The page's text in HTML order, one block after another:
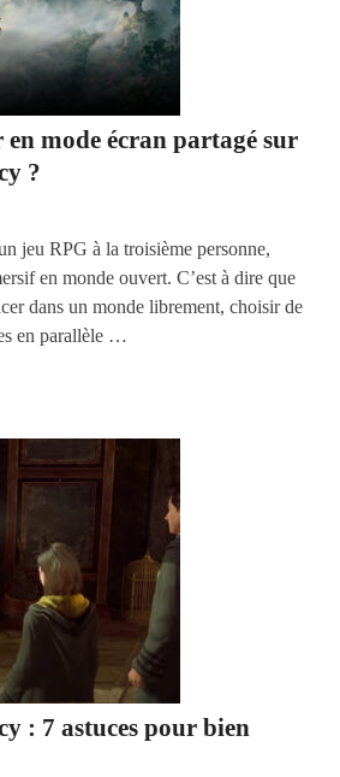
mode écran partagé sur
?
jeu RPG à la troisième personne,
en monde ouvert. C’est à dire que
dans un monde librement, choisir de
en parallèle …
: 7 astuces pour bien